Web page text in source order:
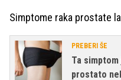
Simptome raka prostate
PREBERI ŠE
Ta
prostato